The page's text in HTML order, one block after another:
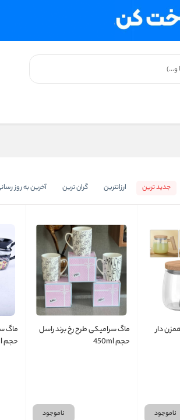
جدید ترین ارزانترین گران ترین آخرین به روز
دار
ناموجود
ماگ سرامیکی طرح رخ برند راسل
حجم 450ml
ناموجود
ماگ
حجم 200ml کد AH-1